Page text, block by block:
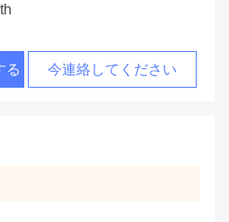
る 今連絡してください